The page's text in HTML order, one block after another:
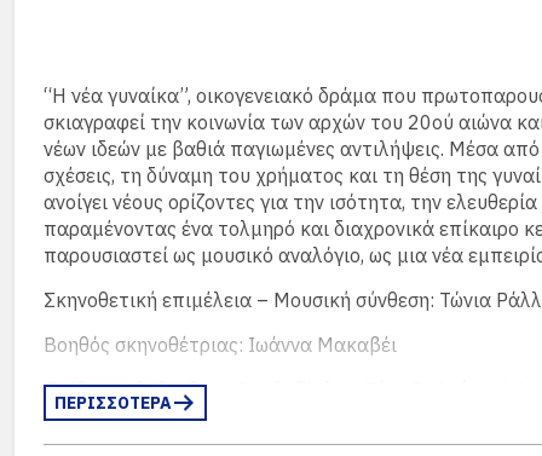
όλοι μας στο τέλος της ημέρας είναι η ουσιαστική
Κάποιον να μας κρατάει το χέρι.
Θα τα καταφέρουν;
https://www.more.com/gr-el/tickets/theater/alfa/
kratao-to-cheri/
“Η νέα γυναίκα”, οικογενειακό δράμα που
σκιαγραφεί την κοινωνία των αρχών του 20ού αιώνα
νέων ιδεών με βαθιά παγιωμένες αντιλήψεις. Μέσα από
σχέσεις, τη δύναμη του χρήματος και τη θέση της
ανοίγει νέους ορίζοντες για την ισότητα, την
παραμένοντας ένα τολμηρό και διαχρονικά επίκαιρο
παρουσιαστεί ως μουσικό αναλόγιο, ως μια νέα
Σκηνοθετική επιμέλεια – Μουσική σύνθεση: Τώνια
Βοηθός σκηνοθέτριας: Ιωάννα Μακαβέι
Παίζουν: Αλέξανδρος Βαρδαξόγλου,
Δημήτρης Μανδρινός, Μαρία Μαντά, Ιωάννης
Όσπιτση
ΠΕΡΙΣΣΟΤΕΡΑ